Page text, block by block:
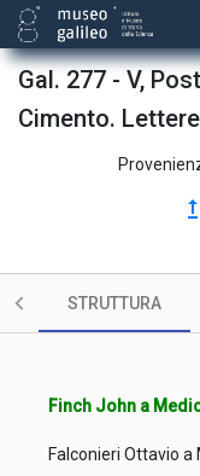
Gal. 277 - V,
Cimento.
upgrade
STRUTTURA
Finch John a
Falconieri Ottavio a